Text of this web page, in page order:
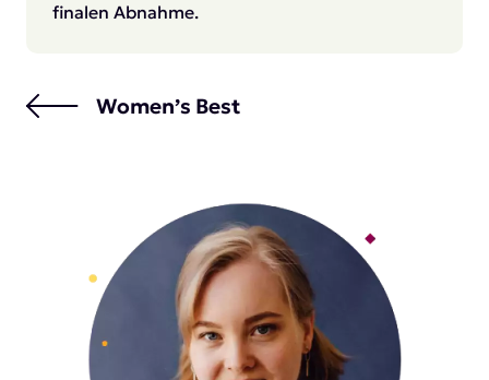
finalen Abnahme.
Vorheriges Project:
Women’s Best